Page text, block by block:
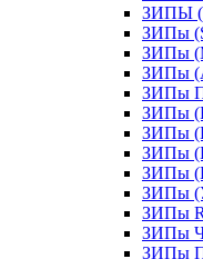
ЗИПЫ
ЗИПы
ЗИПы
ЗИПы
ЗИПы
ЗИПы
ЗИПы
ЗИПы
ЗИПы
ЗИПы
ЗИПы
ЗИПы
ЗИПы